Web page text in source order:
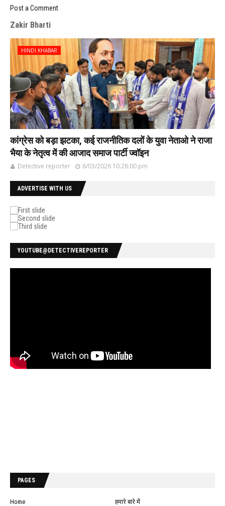
Post a Comment
Zakir Bharti
HINDI KHABAR
कांग्रेस को बड़ा झटका, कई राजनीतिक दलों के युवा नेताओ ने राजा
भैया के नेतृत्व में की आजाद समाज पार्टी ज्वॉइन
Detective reporter 8/03/2026 10:28:00 pm
ADVERTISE WITH US
YOUTUBE@DETECTIVEREPORTER
PAGES
Home
हमारे बारे में